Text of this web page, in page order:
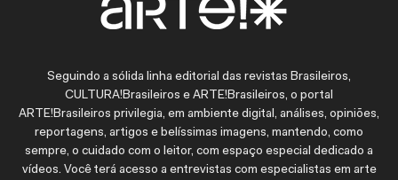
Seguindo a sólida linha editorial das revistas Brasileiros,
CULTURA!Brasileiros e ARTE!Brasileiros, o portal
ARTE!Brasileiros privilegia, em ambiente digital, análises, opiniões,
reportagens, artigos e belíssimas imagens, mantendo, como
sempre, o cuidado com o leitor, com espaço especial dedicado a
vídeos. Você terá acesso a entrevistas com especialistas em arte